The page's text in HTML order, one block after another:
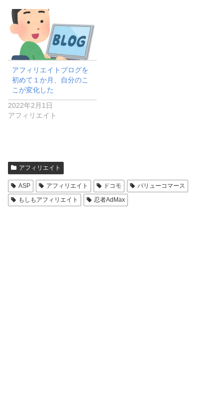
アフィリエイトブログを
初めて１か月、自分のこ
こが変化した
2022年2月1日
アフィリエイト
アフィリエイト
ASP アフィリエイト ドコモ
バリューコマース
もしもアフィリエイト
忍者AdMax